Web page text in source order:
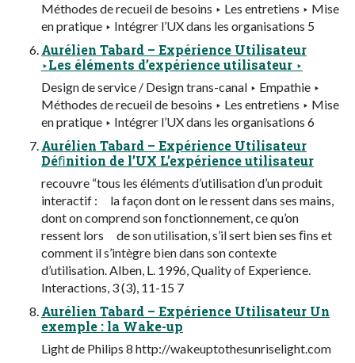
Méthodes de recueil de besoins ‣ Les entretiens ‣ Mise
en pratique ‣ Intégrer l’UX dans les organisations 5
Aurélien Tabard – Expérience Utilisateur
‣Les éléments d’expérience utilisateur ‣
Design de service / Design trans-canal ‣ Empathie ‣
Méthodes de recueil de besoins ‣ Les entretiens ‣ Mise
en pratique ‣ Intégrer l’UX dans les organisations 6
Aurélien Tabard – Expérience Utilisateur
Déﬁnition de l’UX L’expérience utilisateur
recouvre “tous les éléments d’utilisation d’un produit
interactif : la façon dont on le ressent dans ses mains,
dont on comprend son fonctionnement, ce qu’on
ressent lors de son utilisation, s’il sert bien ses ﬁns et
comment il s’intègre bien dans son contexte
d’utilisation. Alben, L. 1996, Quality of Experience.
Interactions, 3 (3), 11-15 7
Aurélien Tabard – Expérience Utilisateur Un
exemple : la Wake-up
Light de Philips 8 http://wakeuptothesunriselight.com